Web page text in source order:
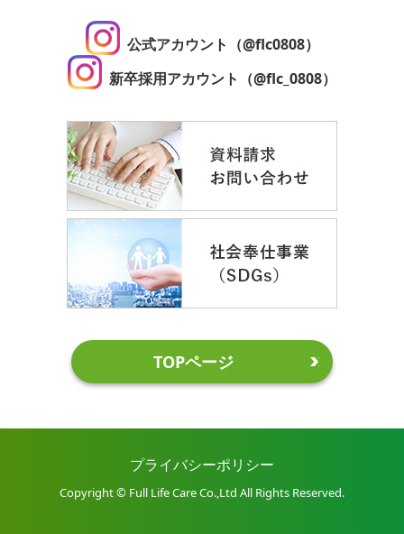
公式アカウント（@flc0808）
新卒採用アカウント（@flc_0808）
TOPページ
プライバシーポリシー
Copyright © Full Life Care Co.,Ltd All Rights Reserved.